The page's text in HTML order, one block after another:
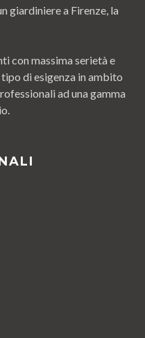
giardiniere a Firenze, la
con massima serietà e
di esigenza in ambito
ad una gamma